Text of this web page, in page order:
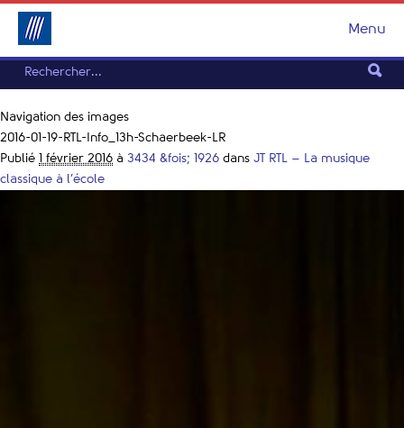
Menu
Navigation des images
2016-01-19-RTL-Info_13h-Schaerbeek-LR
Publié
1 février 2016 à 3434 &fois; 1926 dans JT RTL – La musique
classique à l’école